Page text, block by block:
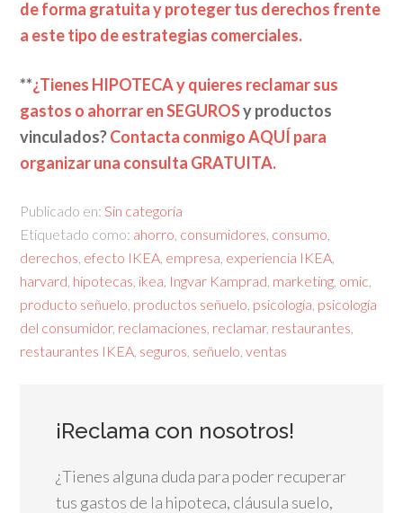
de forma gratuita y proteger tus derechos frente
a este tipo de estrategias comerciales.
**¿Tienes HIPOTECA y quieres reclamar sus
gastos o ahorrar en SEGUROSy productos
vinculados?Contacta conmigo AQUÍ para
organizar una consulta GRATUITA.
Publicado en:Sin categoría
Etiquetado como: ahorro consumidores consumo
derechos efecto IKEA empresa experiencia IKEA
harvard hipotecas ikea Ingvar Kamprad marketing omic
producto señuelo productos señuelo psicología psicología
del consumidor, reclamaciones reclamar, restaurantes
restaurantes IKEA seguros señuelo ,ventas
¡Reclama con nosotros!
¿Tienes alguna duda para poder recuperar
tus gastos de la hipoteca, cláusula suelo,